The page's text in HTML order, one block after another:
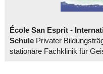
École San Esprit -
SchulePrivater
stationäre Fachklinik für